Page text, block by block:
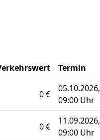
Termin
0 €
05.10.2026,
09:00 Uhr
0 €
11.09.2026,
09:00 Uhr